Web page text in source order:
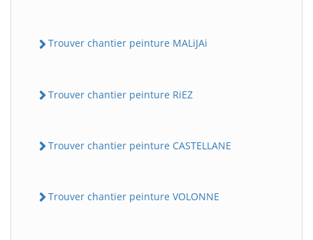
Trouver chantier peinture MALiJAi
Trouver chantier peinture RiEZ
Trouver chantier peinture CASTELLANE
Trouver chantier peinture VOLONNE